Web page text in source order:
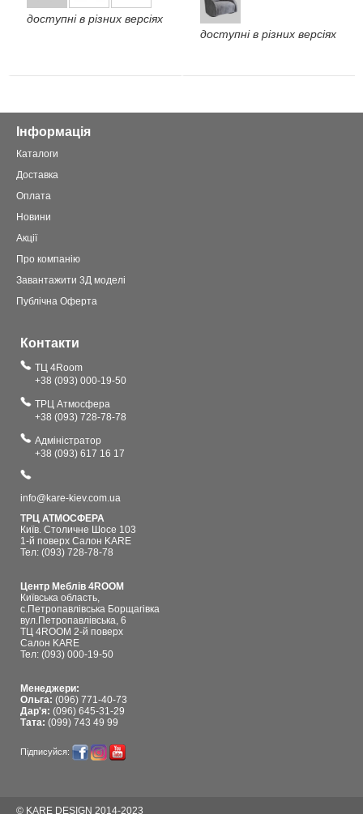
доступні в різних версіях
доступні в різних версіях
Інформація
Каталоги
Доставка
Оплата
Новини
Акції
Про компанію
Завантажити 3Д моделі
Публічна Оферта
Контакти
ТЦ 4Room
+38 (093) 000-19-50
ТРЦ Атмосфера
+38 (093) 728-78-78
Адміністратор
+38 (093) 617 16 17
info@kare-kiev.com.ua
ТРЦ АТМОСФЕРА
Київ. Столичне Шосе 103
1-й поверх Салон KARE
Тел: (093) 728-78-78
Центр Меблів 4ROOM
Київська область,
с.Петропавлівська Борщагівка
вул.Петропавлівська, 6
ТЦ 4ROOM 2-й поверх
Салон KARE
Тел: (093) 000-19-50
Менеджери:
Ольга: (096) 771-40-73
Дар'я: (096) 645-31-29
Тата: (099) 743 49 99
Підписуйся:
© KARE DESIGN 2014-2023